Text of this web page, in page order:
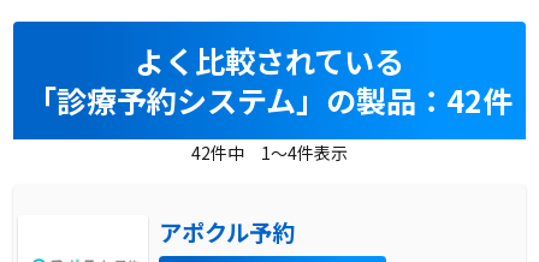
よく比較されている
「診療予約システム」の製品：42件
42件中 1～4件表示
アポクル予約